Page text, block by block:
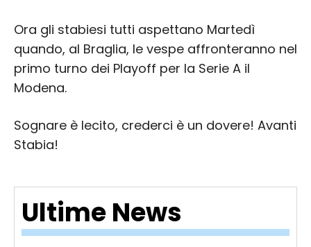
Ultime News
Ora gli stabiesi tutti aspettano Martedì
quando, al Braglia, le vespe affronteranno nel
primo turno dei Playoff per la Serie A il
Modena.
Sognare è lecito, crederci è un dovere! Avanti
Stabia!